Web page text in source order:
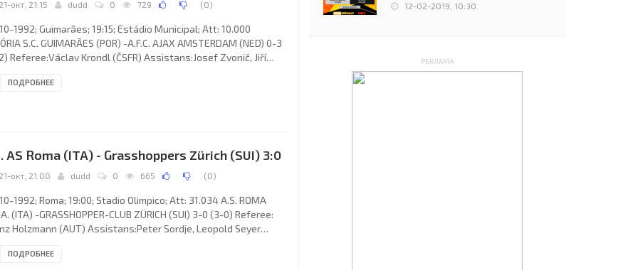
21-окт, 21:15 dudd 0 729 (0)
1992; Guimarães; 19:15; Estádio Municipal; Att: 10.000
S.C. GUIMARÃES (POR) -A.F.C. AJAX AMSTERDAM (NED) 0-3
Referee:Václav Krondl (ČSFR) Assistans:Josef Zvonič, Jiří
Dennis Bergkamp 48. VITÓRIA S.C. (coach: Mário Peres Ulibarri
ПОДРОБНЕЕ
AS Roma (ITA) - Grasshoppers Zürich (SUI) 3:0
21-окт, 21:00 dudd 0 665 (0)
1992; Roma; 19:00; Stadio Olimpico; Att: 31.034 A.S. ROMA
(ITA) -GRASSHOPPER-CLUB ZÜRICH (SUI) 3-0 (3-0) Referee:
Holzmann (AUT) Assistans:Peter Sordje, Leopold Seyer
Giannini 42. A.S. ROMAS.p.A. (coach: Vujadin Boškov):
ПОДРОБНЕЕ
12-02-2019, 10:30
РЕКЛАМА